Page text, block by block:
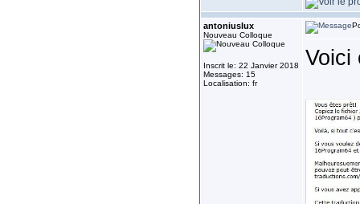
antoniuslux
Nouveau Colloque
Inscrit le: 22 Janvier 2018
Messages: 15
Localisation: fr
Voici